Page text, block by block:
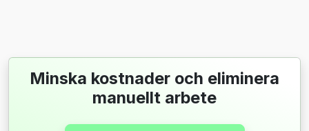
Minska kostnader och eliminera
manuellt arbete